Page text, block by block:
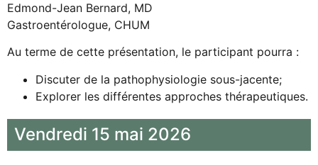
Edmond-Jean Bernard, MD
Gastroentérologue, CHUM
Au terme de cette présentation, le participant pourra :
Discuter de la pathophysiologie sous-jacente;
Explorer les différentes approches thérapeutiques.
Vendredi 15 mai 2026